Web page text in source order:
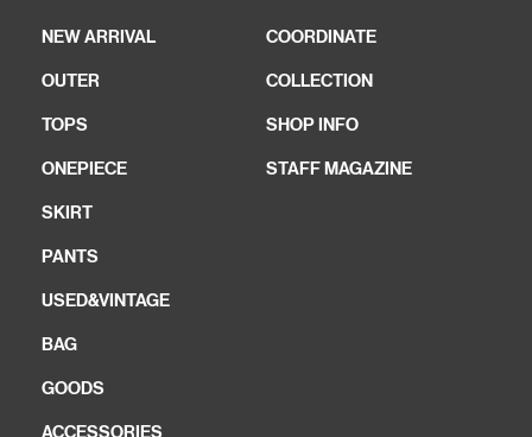
NEW ARRIVAL
OUTER
TOPS
ONEPIECE
SKIRT
PANTS
USED&VINTAGE
BAG
GOODS
ACCESSORIES
COORDINATE
COLLECTION
SHOP INFO
STAFF MAGAZINE